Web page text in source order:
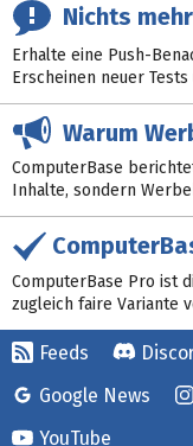
Nichts
Erhalte eine Push-
Erscheinen neuer
Warum
ComputerBase
Inhalte, sondern
ComputerBase Pro ist
zugleich faire Variante
Feeds
Google News
YouTube